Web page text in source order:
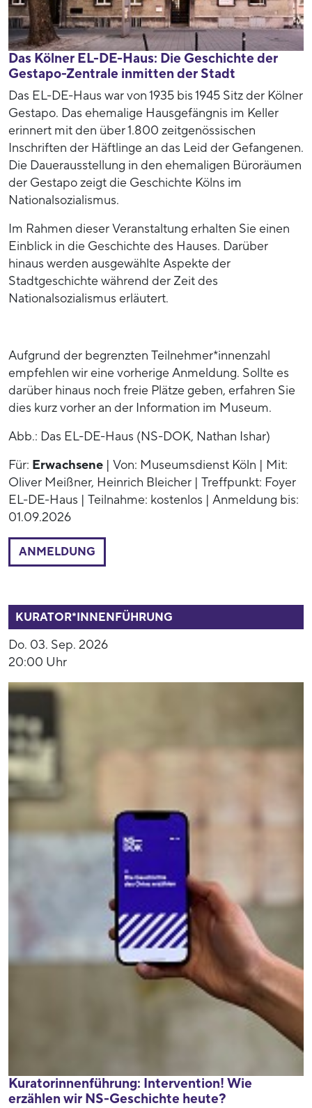
Das Kölner EL-DE-Haus: Die Geschichte der
Gestapo-Zentrale inmitten der Stadt
Das EL-DE-Haus war von 1935 bis 1945 Sitz der Kölner
Gestapo. Das ehemalige Hausgefängnis im Keller
erinnert mit den über 1.800 zeitgenössischen
Inschriften der Häftlinge an das Leid der Gefangenen.
Die Dauerausstellung in den ehemaligen Büroräumen
der Gestapo zeigt die Geschichte Kölns im
Nationalsozialismus.
Im Rahmen dieser Veranstaltung erhalten Sie einen
Einblick in die Geschichte des Hauses. Darüber
hinaus werden ausgewählte Aspekte der
Stadtgeschichte während der Zeit des
Nationalsozialismus erläutert.
Aufgrund der begrenzten Teilnehmer*innenzahl
empfehlen wir eine vorherige Anmeldung. Sollte es
darüber hinaus noch freie Plätze geben, erfahren Sie
dies kurz vorher an der Information im Museum.
Abb.: Das EL-DE-Haus (NS-DOK, Nathan Ishar)
Für: Erwachsene | Von: Museumsdienst Köln | Mit:
Oliver Meißner, Heinrich Bleicher | Treffpunkt: Foyer
EL-DE-Haus | Teilnahme: kostenlos | Anmeldung bis:
01.09.2026
ANMELDUNG
KURATOR*INNENFÜHRUNG
Do. 03. Sep. 2026
20:00 Uhr
Kuratorinnenführung: Intervention! Wie
erzählen wir NS-Geschichte heute?